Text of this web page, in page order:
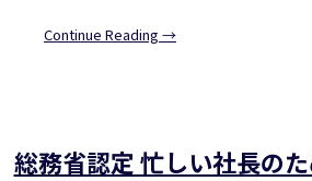
Continue Reading →
総務省認定 忙しい社長の